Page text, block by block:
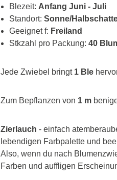
Blezeit: Anfang Juni - Juli
Standort: Sonne/
Geeignet f: Freiland
Stkzahl pro Packung: 40
Jede Zwiebel bringt 1 Ble
Zum Bepflanzen von 1 m
Zierlauch - einfach
lebendigen Farbpalette und
Also, wenn du nach
Farben und auffligen